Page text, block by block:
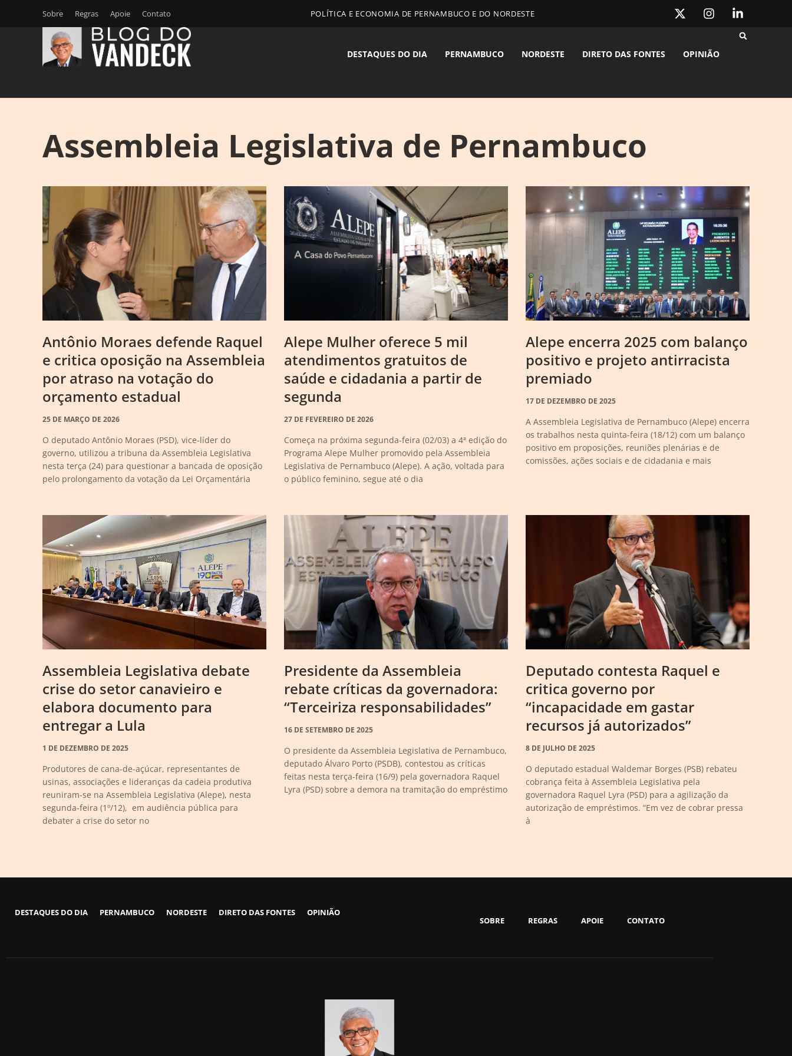
Sobre Regras Apoie Contato POLÍTICA E ECONOMIA DE PERNAMBUCO E DO NORDESTE
DESTAQUES DO DIA PERNAMBUCO NORDESTE DIRETO DAS FONTES OPINIÃO
Assembleia Legislativa de Pernambuco
Antônio Moraes defende Raquel
e critica oposição na Assembleia
por atraso na votação do
orçamento estadual
25 DE MARÇO DE 2026
O deputado Antônio Moraes (PSD), vice-líder do
governo, utilizou a tribuna da Assembleia Legislativa
nesta terça (24) para questionar a bancada de oposição
pelo prolongamento da votação da Lei Orçamentária
Alepe Mulher oferece 5 mil
atendimentos gratuitos de
saúde e cidadania a partir de
segunda
27 DE FEVEREIRO DE 2026
Começa na próxima segunda-feira (02/03) a 4ª edição do
Programa Alepe Mulher promovido pela Assembleia
Legislativa de Pernambuco (Alepe). A ação, voltada para
o público feminino, segue até o dia
Alepe encerra 2025 com balanço
positivo e projeto antirracista
premiado
17 DE DEZEMBRO DE 2025
A Assembleia Legislativa de Pernambuco (Alepe) encerra
os trabalhos nesta quinta-feira (18/12) com um balanço
positivo em proposições, reuniões plenárias e de
comissões, ações sociais e de cidadania e mais
Assembleia Legislativa debate
crise do setor canavieiro e
elabora documento para
entregar a Lula
1 DE DEZEMBRO DE 2025
Produtores de cana-de-açúcar, representantes de
usinas, associações e lideranças da cadeia produtiva
reuniram-se na Assembleia Legislativa (Alepe), nesta
segunda-feira (1º/12), em audiência pública para
debater a crise do setor no
Presidente da Assembleia
rebate críticas da governadora:
“Terceiriza responsabilidades”
16 DE SETEMBRO DE 2025
O presidente da Assembleia Legislativa de Pernambuco,
deputado Álvaro Porto (PSDB), contestou as críticas
feitas nesta terça-feira (16/9) pela governadora Raquel
Lyra (PSD) sobre a demora na tramitação do empréstimo
Deputado contesta Raquel e
critica governo por
“incapacidade em gastar
recursos já autorizados”
8 DE JULHO DE 2025
O deputado estadual Waldemar Borges (PSB) rebateu
cobrança feita à Assembleia Legislativa pela
governadora Raquel Lyra (PSD) para a agilização da
autorização de empréstimos. “Em vez de cobrar pressa
à
DESTAQUES DO DIA PERNAMBUCO NORDESTE DIRETO DAS FONTES OPINIÃO
SOBRE REGRAS APOIE CONTATO